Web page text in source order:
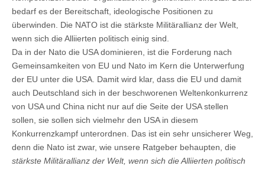
bedarf es der Bereitschaft, ideologische Positionen zu
überwinden. Die NATO ist die stärkste Militärallianz der Welt,
wenn sich die Alliierten politisch einig sind.
Da in der Nato die USA dominieren, ist die Forderung nach
Gemeinsamkeiten von EU und Nato im Kern die Unterwerfung
der EU unter die USA. Damit wird klar, dass die EU und damit
auch Deutschland sich in der beschworenen Weltenkonkurrenz
von USA und China nicht nur auf die Seite der USA stellen
sollen, sie sollen sich vielmehr den USA in diesem
Konkurrenzkampf unterordnen. Das ist ein sehr unsicherer Weg,
denn die Nato ist zwar, wie unsere Ratgeber behaupten, die
stärkste Militärallianz der Welt, wenn sich die Alliierten politisch